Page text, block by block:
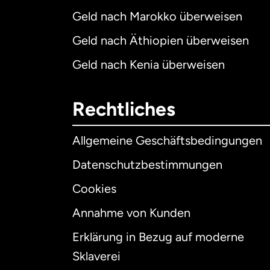
Geld nach Marokko überweisen
Geld nach Äthiopien überweisen
Geld nach Kenia überweisen
Rechtliches
Allgemeine Geschäftsbedingungen
Datenschutzbestimmungen
Cookies
Annahme von Kunden
Erklärung in Bezug auf moderne
Sklaverei